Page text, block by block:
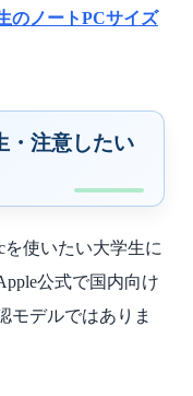
のノートPCサイズ
・注意したい
を使いたい大学生に
公式で国内向け
モデルではありま